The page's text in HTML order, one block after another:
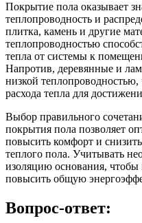
Покрытие пола оказывает
теплопроводность и
плитка, камень и другие
теплопроводностью
тепла от системы к
Напротив, деревянные и
низкой
расхода тепла для
Выбор правильного
покрытия пола позволяет
повысить комфорт и
теплого пола. Учитывать
изоляцию основания, чтобы
повысить общую
Вопрос-ответ: